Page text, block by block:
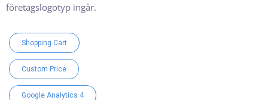
företagslogotyp ingår.
Shopping Cart
Custom Price
Google Analytics 4